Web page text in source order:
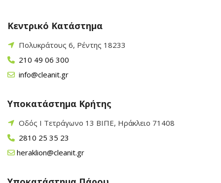
Κεντρικό Κατάστημα
Πολυκράτους 6, Ρέντης 18233
210 49 06 300
info@cleanit.gr
Υποκατάστημα Κρήτης
Οδός Ι Τετράγωνο 13 ΒΙΠΕ, Ηράκλειο 71408
2810 25 35 23
heraklion@cleanit.gr